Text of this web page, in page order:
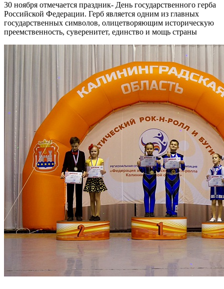
30 ноября отмечается праздник- День государственного герба
Российской Федерации. Герб является одним из главных
государственных символов, олицетворяющим историческую
преемственность, суверенитет, единство и мощь страны